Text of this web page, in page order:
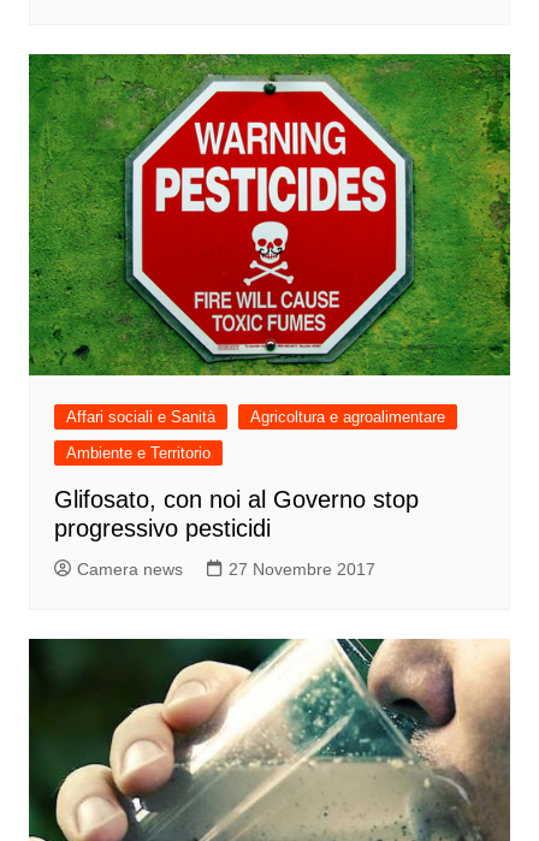
Affari sociali e Sanità
Agricoltura e agroalimentare
Ambiente e Territorio
Glifosato, con noi al Governo stop
progressivo pesticidi
Camera news 27 Novembre 2017